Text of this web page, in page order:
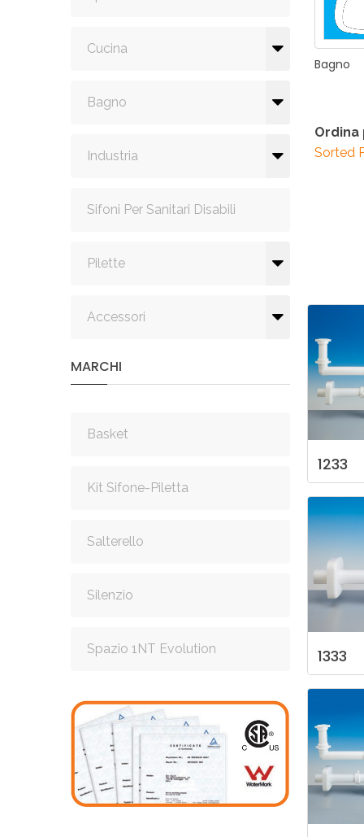
Cucina
Bagno
Industria
Sifoni Per Sanitari Disabili
Pilette
Accessori
MARCHI
Basket
Kit Sifone-Piletta
Salterello
Silenzio
Spazio 1NT Evolution
Bagno
Ordina
Sorted
1233
1333